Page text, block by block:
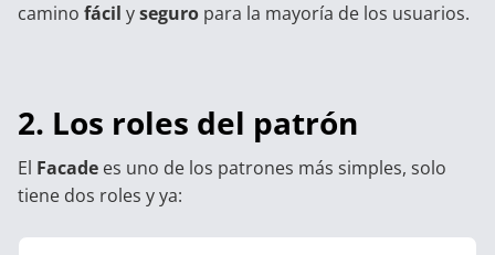
camino fácil yseguro para la mayoría de los usuarios.
2. Los roles del patrón
El Facade es uno de los patrones más simples, solo
tiene dos roles y ya: